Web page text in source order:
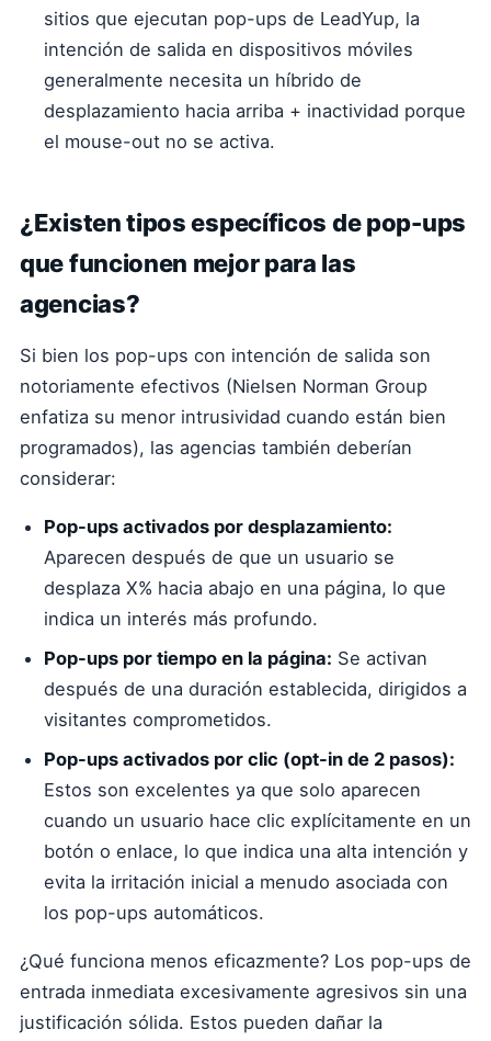
sitios que ejecutan pop-ups de LeadYup, la
intención de salida en dispositivos móviles
generalmente necesita un híbrido de
desplazamiento hacia arriba + inactividad porque
el mouse-out no se activa.
¿Existen tipos específicos de pop-ups
que funcionen mejor para las
agencias?
Si bien los pop-ups con intención de salida son
notoriamente efectivos (Nielsen Norman Group
enfatiza su menor intrusividad cuando están bien
programados), las agencias también deberían
considerar:
Pop-ups activados por desplazamiento:
Aparecen después de que un usuario se
desplaza X% hacia abajo en una página, lo que
indica un interés más profundo.
Pop-ups por tiempo en la página: Se activan
después de una duración establecida, dirigidos a
visitantes comprometidos.
Pop-ups activados por clic (opt-in de 2 pasos):
Estos son excelentes ya que solo aparecen
cuando un usuario hace clic explícitamente en un
botón o enlace, lo que indica una alta intención y
evita la irritación inicial a menudo asociada con
los pop-ups automáticos.
¿Qué funciona menos eficazmente? Los pop-ups de
entrada inmediata excesivamente agresivos sin una
justificación sólida. Estos pueden dañar la